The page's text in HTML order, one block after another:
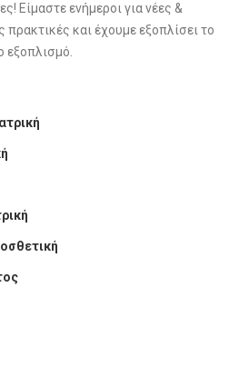
Είμαστε ενήμεροι για νέες &
πρακτικές και έχουμε εξοπλίσει το
εξοπλισμό.